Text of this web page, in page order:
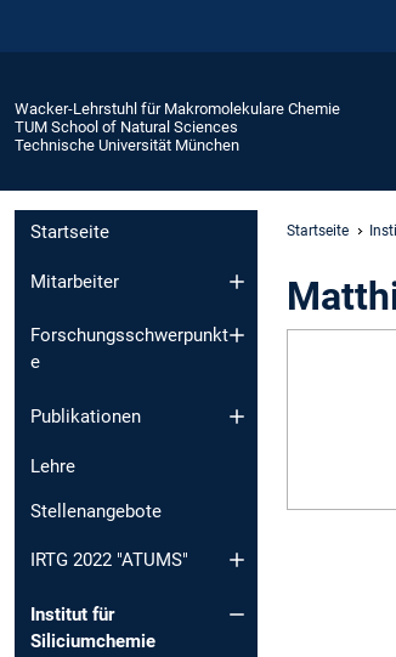
Wacker-Lehrstuhl für Makromolekulare Chemie
TUM School of Natural Sciences
Technische Universität München
Startseite
Mitarbeiter
Forschungsschwerpunkt
e
Publikationen
Lehre
Stellenangebote
IRTG 2022 "ATUMS"
Institut für
Siliciumchemie
Startseite